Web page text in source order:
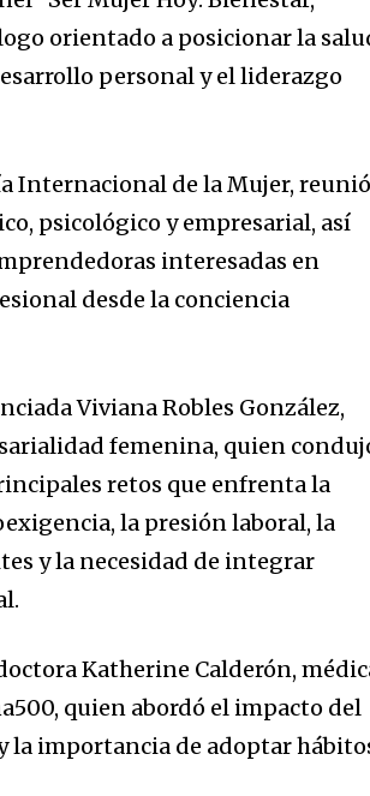
orientado a posicionar la
personal y el liderazgo
Internacional de la Mujer,
psicológico y empresarial, así
interesadas en
desde la conciencia
Viviana Robles González,
femenina, quien
retos que enfrenta la
la presión laboral, la
y la necesidad de integrar
Katherine Calderón,
quien abordó el impacto del
la importancia de adoptar